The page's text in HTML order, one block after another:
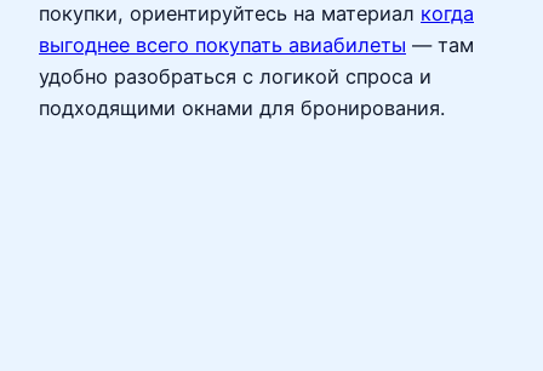
покупки, ориентируйтесь на материал когда
выгоднее всего покупать авиабилеты — там
удобно разобраться с логикой спроса и
подходящими окнами для бронирования.